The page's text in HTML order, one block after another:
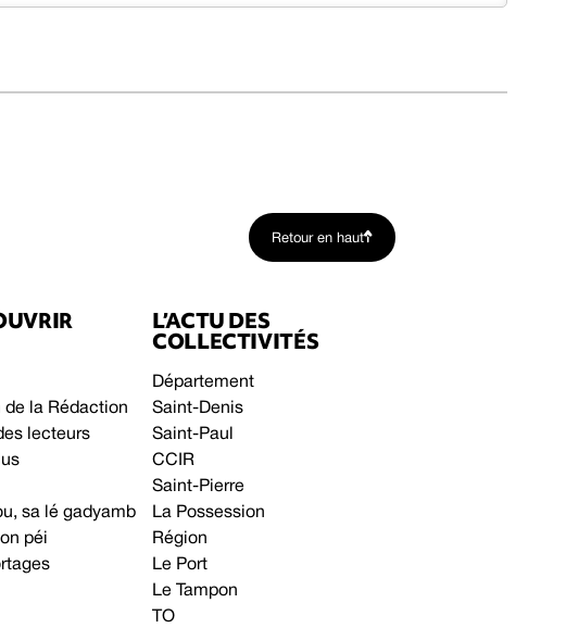
Retour en haut
de la Rédaction
lecteurs
sa lé gadyamb
péi
L’ACTU DES
COLLECTIVITÉS
Département
Saint-Denis
Saint-Paul
CCIR
Saint-Pierre
La Possession
Région
Le Port
Le Tampon
TO